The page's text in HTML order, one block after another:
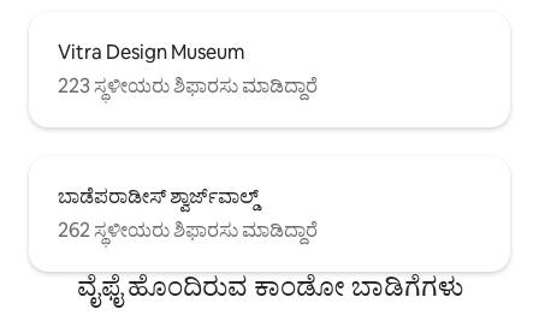
Vitra Design Museum
223 ಸ್ಥಳೀಯರು ಶಿಫಾರಸು ಮಾಡಿದ್ದಾರೆ
ಬಾಡೆಪರಾಡೀಸ್ ಶ್ವಾರ್ಜ್‌ವಾಲ್ಡ್
262 ಸ್ಥಳೀಯರು ಶಿಫಾರಸು ಮಾಡಿದ್ದಾರೆ
ವೈಫೈ ಹೊಂದಿರುವ ಕಾಂಡೋ ಬಾಡಿಗೆಗಳು